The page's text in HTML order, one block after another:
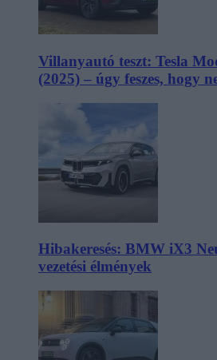
Villanyautó teszt: Tesla
(2025) – úgy feszes, hogy
Hibakeresés: BMW iX3
vezetési élmények